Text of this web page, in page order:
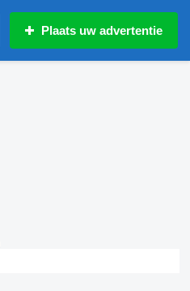
Plaats uw advertentie